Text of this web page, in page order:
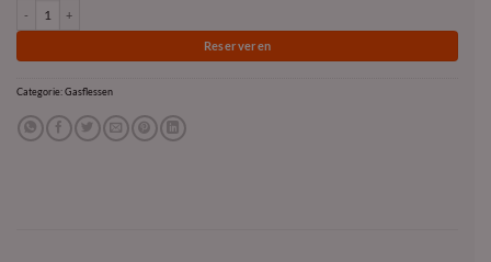
Reserveren
Categorie:Gasflessen